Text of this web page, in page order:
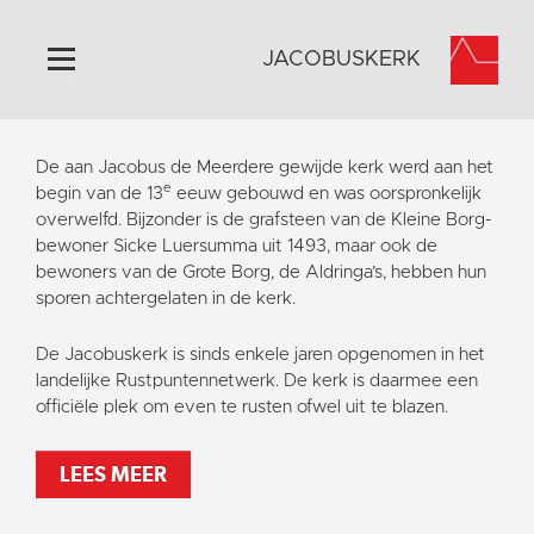
Home
Algemeen
Historie
Omgeving
Activiteiten
Steun ons
Contact
JACOBUSKERK
De aan Jacobus de Meerdere gewijde kerk werd aan het
begin van de 13e eeuw gebouwd en was oorspronkelijk
overwelfd. Bijzonder is de grafsteen van de Kleine Borg-
bewoner Sicke Luersumma uit 1493, maar ook de
bewoners van de Grote Borg, de Aldringa’s, hebben hun
sporen achtergelaten in de kerk.
De Jacobuskerk is sinds enkele jaren opgenomen in het
landelijke Rustpuntennetwerk. De kerk is daarmee een
officiële plek om even te rusten ofwel uit te blazen.
LEES MEER